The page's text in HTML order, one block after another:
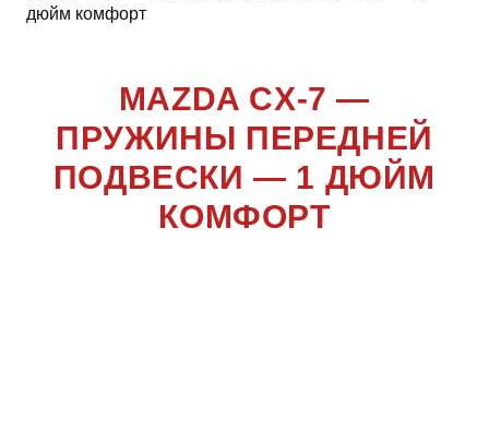
дюйм комфорт
MAZDA CX-7 —
ПРУЖИНЫ ПЕРЕДНЕЙ
ПОДВЕСКИ — 1 ДЮЙМ
КОМФОРТ